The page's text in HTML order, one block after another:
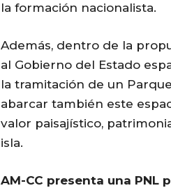
la formación nacionalista.
Además, dentro de la
al Gobierno del Estado
la tramitación de un
abarcar también este
valor paisajístico,
isla.
AM-CC presenta una PNL